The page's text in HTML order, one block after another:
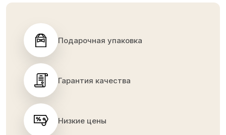
Подарочная упаковка
Гарантия качества
Низкие цены